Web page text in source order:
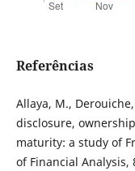
Referências
Allaya, M.,
disclosure,
maturity: a study of
of Financial Analysis,